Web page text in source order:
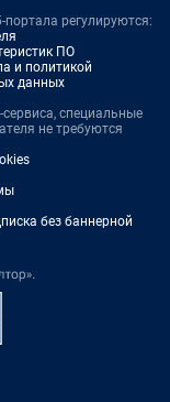
регулируются:
ПО
и политикой
данных
сервиса, специальные
не требуются
без баннерной